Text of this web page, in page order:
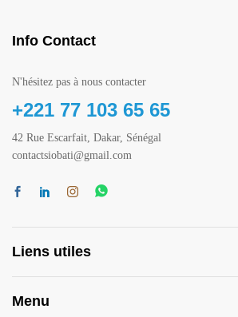
Info Contact
N'hésitez pas à nous contacter
+221 77 103 65 65
42 Rue Escarfait, Dakar, Sénégal
contactsiobati@gmail.com
Liens utiles
Menu